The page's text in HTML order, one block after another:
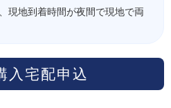
現地到着時間が夜間で現地で両
入宅配申込